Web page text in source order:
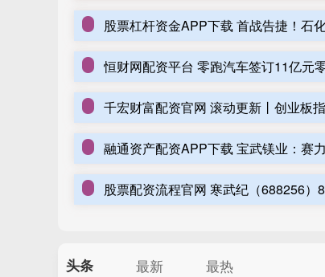
恒财网配资平台 零跑汽车签订11亿元
头条 最新 最热